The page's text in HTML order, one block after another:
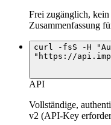
Frei zugänglich,
Zusammenfassung
curl -fsS -H
"https://
API
Vollständige,
v2 (API-Key